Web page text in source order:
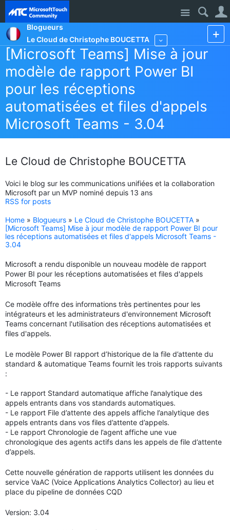
Site
Blogueurs
Le Cloud de Christophe BOUCETTA
[Microsoft Teams] Mise à jour
modèle de rapport Power BI
pour les réceptions
automatisées et files d'appels
Microsoft Teams - 3.04
Le Cloud de Christophe BOUCETTA
Voici le blog sur les communications unifiées et la collaboration
Microsoft par un MVP nominé depuis 13 ans
RSS for posts
Home » Blogueurs » Le Cloud de Christophe BOUCETTA »
[Microsoft Teams] Mise à jour modèle de rapport Power BI pour
les réceptions automatisées et files d'appels Microsoft Teams -
3.04
Microsoft a rendu disponible un nouveau modèle de rapport
Power BI pour les réceptions automatisées et files d'appels
Microsoft Teams
Ce modèle offre des informations très pertinentes pour les
intégrateurs et les administrateurs d'environnement Microsoft
Teams concernant l'utilisation des réceptions automatisées et
files d'appels.
Le modèle Power BI rapport d’historique de la file d’attente du
standard & automatique Teams fournit les trois rapports suivants
:
- Le rapport Standard automatique affiche l’analytique des
appels entrants dans vos standards automatiques.
- Le rapport File d’attente des appels affiche l’analytique des
appels entrants dans vos files d’attente d’appels.
- Le rapport Chronologie de l’agent affiche une vue
chronologique des agents actifs dans les appels de file d’attente
d’appels.
Cette nouvelle génération de rapports utilisent les données du
service VaAC (Voice Applications Analytics Collector) au lieu et
place du pipeline de données CQD
Version: 3.04